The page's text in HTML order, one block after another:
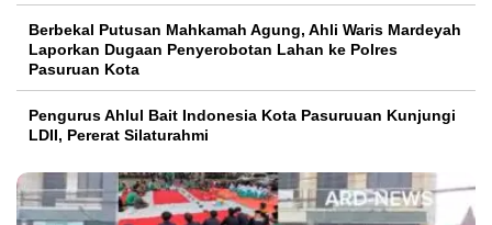
Berbekal Putusan Mahkamah Agung, Ahli Waris Mardeyah
Laporkan Dugaan Penyerobotan Lahan ke Polres
Pasuruan Kota
Pengurus Ahlul Bait Indonesia Kota Pasuruuan Kunjungi
LDII, Pererat Silaturahmi